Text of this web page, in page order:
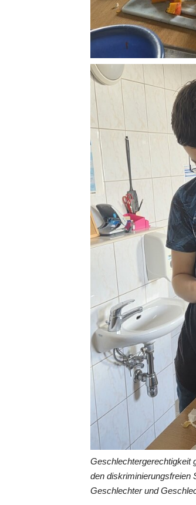
Geschlechtergerechtigkeit
den diskriminierungsfreien
Geschlechter und